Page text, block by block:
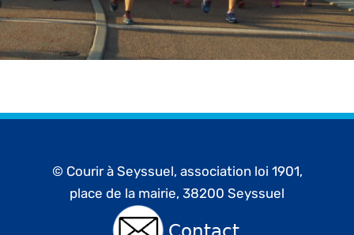
© Courir à Seyssuel, association loi 1901,
place de la mairie, 38200 Seyssuel